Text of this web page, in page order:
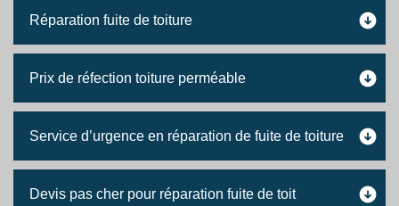
Réparation fuite de toiture
Prix de réfection toiture perméable
Service d’urgence en réparation de fuite de toiture
Devis pas cher pour réparation fuite de toit